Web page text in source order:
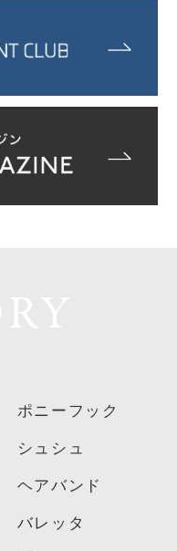
ポニーフック
シュシュ
ヘアバンド
バレッタ